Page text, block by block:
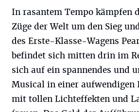
In rasantem Tempo kämpfen
Züge der Welt um den Sieg
des Erste-Klasse-Wagens
befindet sich mitten drin im
sich auf ein spannendes und
Musical in einer aufwendigen
mit tollen Lichteffekten und